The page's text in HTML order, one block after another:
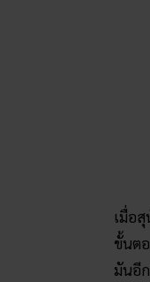
เมื่อ
ขั้นต
มันอี